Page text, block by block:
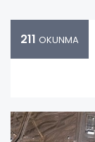
211 OKUNMA